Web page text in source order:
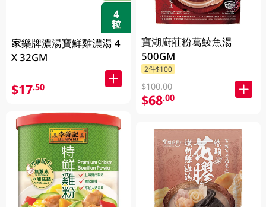
家樂牌濃湯寶鮮雞濃湯 4
X 32GM
$17.50
寶湖廚莊粉葛鯪魚湯
500GM
2件$100
$100.00
$68.00